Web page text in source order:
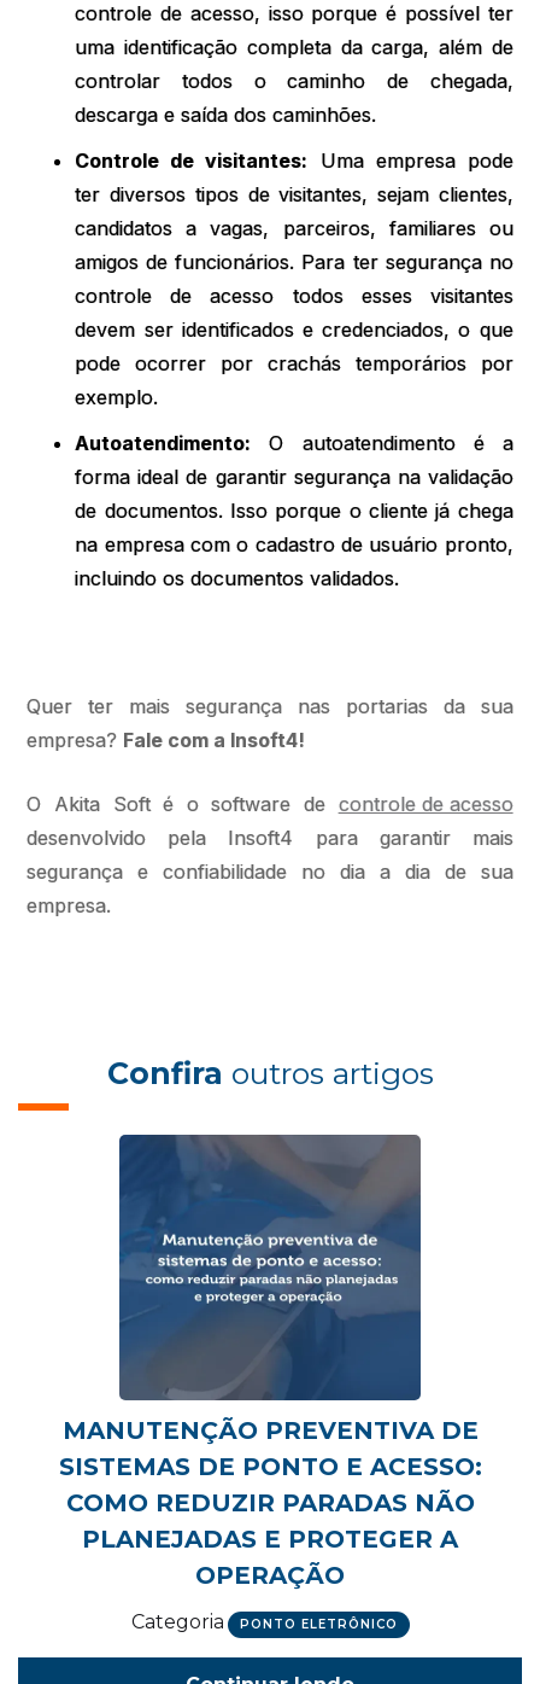
controle de acesso, isso porque é possível ter
uma identificação completa da carga, além de
controlar todos o caminho de chegada,
descarga e saída dos caminhões.
Controle de visitantes: Uma empresa pode
ter diversos tipos de visitantes, sejam clientes,
candidatos a vagas, parceiros, familiares ou
amigos de funcionários. Para ter segurança no
controle de acesso todos esses visitantes
devem ser identificados e credenciados, o que
pode ocorrer por crachás temporários por
exemplo.
Autoatendimento: O autoatendimento é a
forma ideal de garantir segurança na validação
de documentos. Isso porque o cliente já chega
na empresa com o cadastro de usuário pronto,
incluindo os documentos validados.
Quer ter mais segurança nas portarias da sua
empresa? Fale com a Insoft4!
O Akita Soft é o software de controle de acesso
desenvolvido pela Insoft4 para garantir mais
segurança e confiabilidade no dia a dia de sua
empresa.
Confira outros artigos
MANUTENÇÃO PREVENTIVA DE
SISTEMAS DE PONTO E ACESSO:
COMO REDUZIR PARADAS NÃO
PLANEJADAS E PROTEGER A
OPERAÇÃO
Categoria PONTO ELETRÔNICO